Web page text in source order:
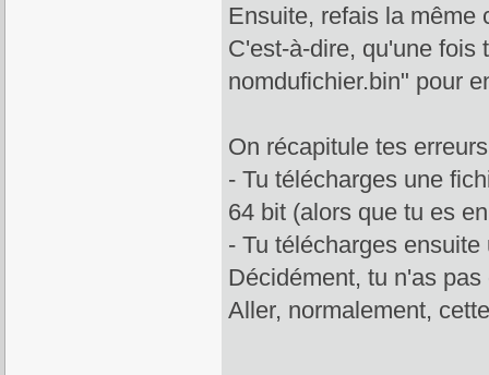
Ensuite, refais la même
C'est-à-dire, qu'une fois
nomdufichier.bin" pour
On récapitule tes
- Tu télécharges une
64 bit (alors que tu es
- Tu télécharges
Décidément, tu n'as
Aller, normalement,